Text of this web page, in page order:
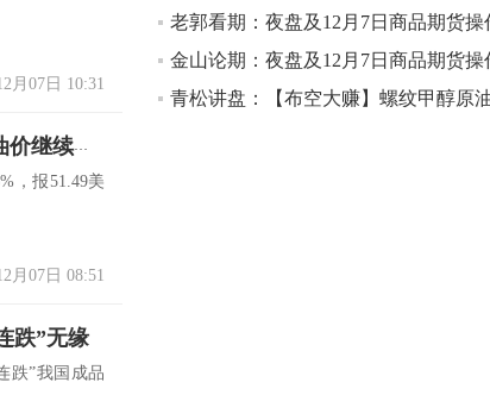
月07日 10:31
【原油收盘】欧佩克减产会议出现分歧 周四油价继续下跌
，报51.49美
月07日 08:51
跌”无缘
跌”我国成品
10:17
【研报精选】国内期货机构对8月5日的原
油期货走势预测